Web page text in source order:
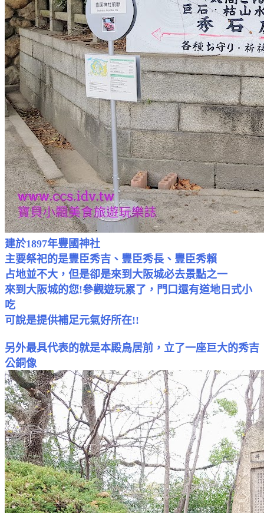
建於1897年豐國神社
主要祭祀的是豐臣秀吉、豐臣秀長、豐臣秀賴
占地並不大，但是卻是來到大阪城必去景點之一
來到大阪城的您!參觀遊玩累了，門口還有道地日式小
吃
可說是提供補足元氣好所在!!
另外最具代表的就是本殿鳥居前，立了一座巨大的秀吉
公銅像